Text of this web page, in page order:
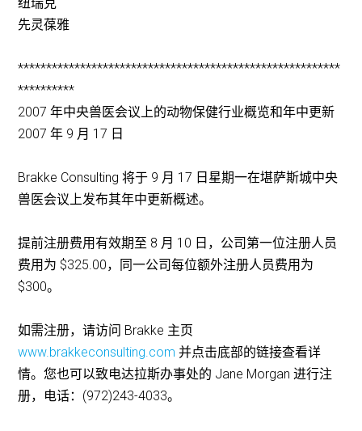
先灵葆雅
*********************************************************
**********
2007 年中央兽医会议上的动物保健行业概览和年中更新
2007 年 9 月 17 日
Brakke Consulting 将于 9 月 17 日星期一在堪萨斯城中央
兽医会议上发布其年中更新概述。
提前注册费用有效期至 8 月 10 日，公司第一位注册人员
费用为 $325.00，同一公司每位额外注册人员费用为
$300。
如需注册，请访问 Brakke 主页
www.brakkeconsulting.com 并点击底部的链接查看详
情。您也可以致电达拉斯办事处的 Jane Morgan 进行注
册，电话：(972)243-4033。